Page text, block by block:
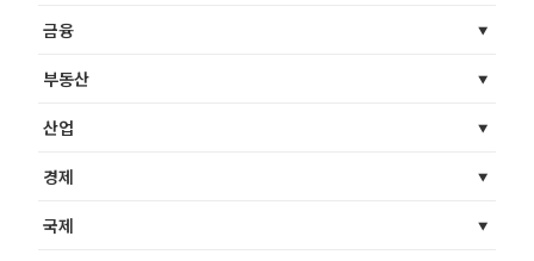
금융
부동산
산업
경제
국제